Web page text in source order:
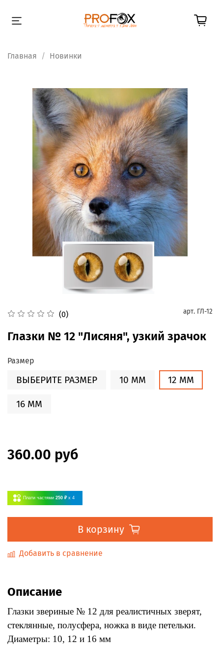
Главная Новинки
(0) арт. ГЛ-12
Глазки № 12 "Лисяня", узкий зрачок
Размер
ВЫБЕРИТЕ РАЗМЕР 10 ММ 12 ММ
16 ММ
360.00 руб
Плати частями 250 ₽ x 4
В корзину
Добавить в сравнение
Описание
Глазки звериные № 12 для реалистичных зверят,
стеклянные, полусфера, ножка в виде петельки.
Диаметры: 10, 12 и 16 мм